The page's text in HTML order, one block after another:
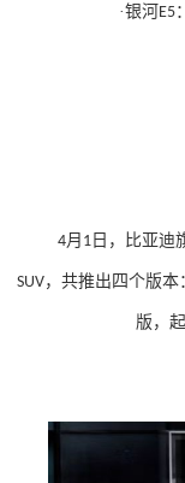
·银河 E5
4月 1 日，比亚迪
SUV，共推出四个版本：
版，